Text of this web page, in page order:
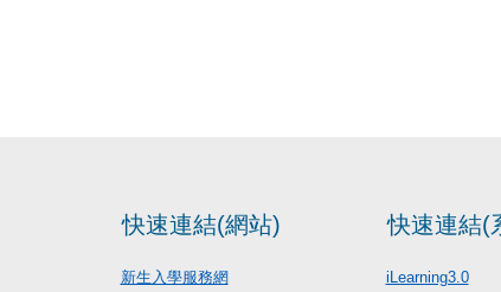
快速連結(網站)
新生入學服務網
快速連結(
iLearning3.0